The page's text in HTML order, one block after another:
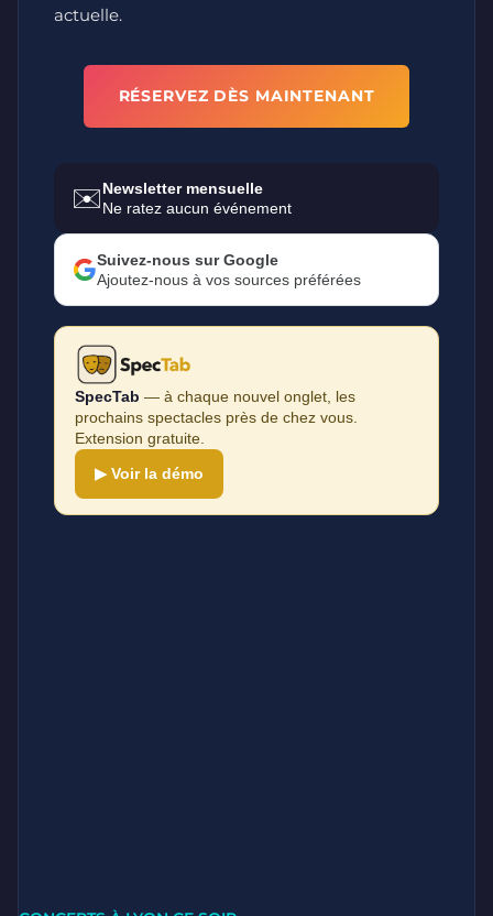
actuelle.
RÉSERVEZ DÈS MAINTENANT
✉️Newsletter mensuelle
Ne ratez aucun événement
Suivez-nous sur Google
Ajoutez-nous à vos sources préférées
SpecTab — à chaque nouvel onglet, les
prochains spectacles près de chez vous.
Extension gratuite.
▶ Voir la démo